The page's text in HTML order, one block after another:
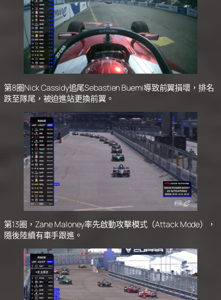
第8圈Nick Cassidy追尾Sebastien Buemi導致前翼損壞，排名
跌至隊尾，被迫進站更換前翼。
第13圈，Zane Maloney率先啟動攻擊模式（Attack Mode），
隨後陸續有車手跟進。